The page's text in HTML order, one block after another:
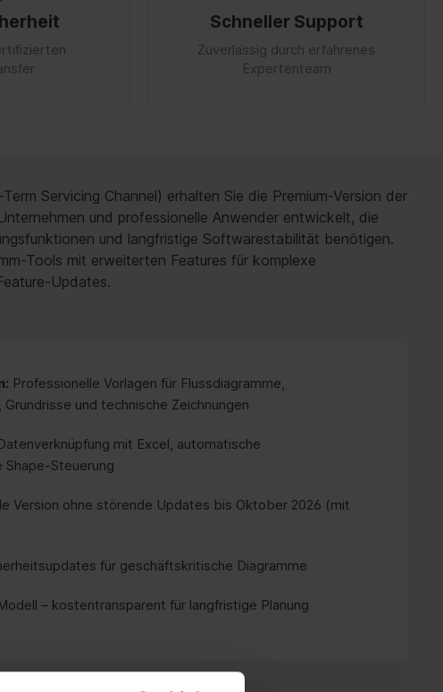
Schneller Support
Zuverlässig durch erfahrenes
Expertenteam
Servicing Channel) erhalten Sie die Premium-Version der
und professionelle Anwender entwickelt, die
und langfristige Softwarestabilität benötigen.
Tools mit erweiterten Features für komplexe
Updates.
Professionelle Vorlagen für Flussdiagramme,
und technische Zeichnungen
mit Excel, automatische
Shape-Steuerung
Version ohne störende Updates bis Oktober 2026 (mit
für geschäftskritische Diagramme
– kostentransparent für langfristige Planung